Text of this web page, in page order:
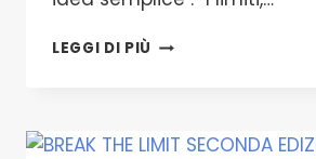
LEGGI DI PIÙ LE
OSTACOLI